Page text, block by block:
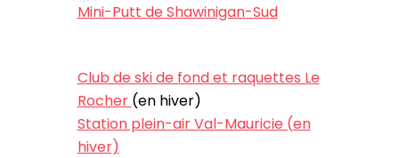
Mini-Putt de Shawinigan-Sud
Club de ski de fond et raquettes Le
Rocher (en hiver)
Station plein-air Val-Mauricie (en
hiver)